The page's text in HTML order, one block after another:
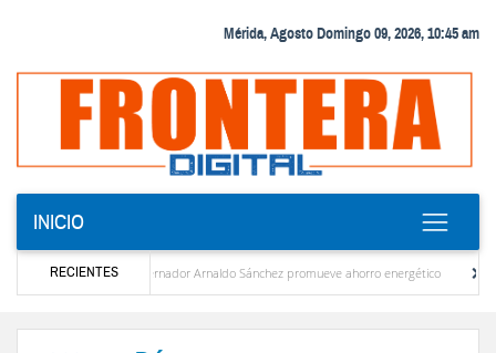
Mérida, Agosto Domingo 09, 2026, 10:45 am
INICIO
RECIENTESGobernador Arnaldo Sánchez promueve ahorro energético